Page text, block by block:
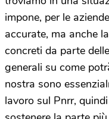
impone, per le
accurate, ma anche
concreti da parte
generali su come
nostra sono
lavoro sul Pnrr,